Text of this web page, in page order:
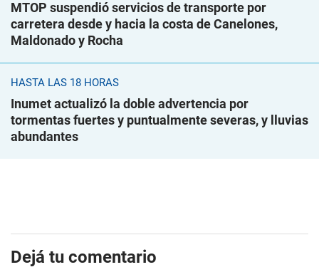
MTOP suspendió servicios de transporte por
carretera desde y hacia la costa de Canelones,
Maldonado y Rocha
HASTA LAS 18 HORAS
Inumet actualizó la doble advertencia por
tormentas fuertes y puntualmente severas, y lluvias
abundantes
Dejá tu comentario